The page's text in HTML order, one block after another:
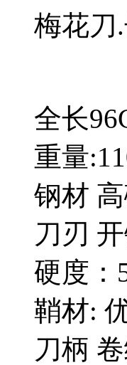
梅花刀
全长
重量
钢材
刀刃
硬度：
鞘材:
刀柄